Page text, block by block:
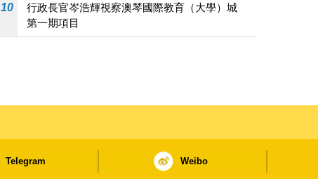
10
行政長官岑浩輝視察澳琴國際教育（大學）城
第一期項目
Telegram Weibo